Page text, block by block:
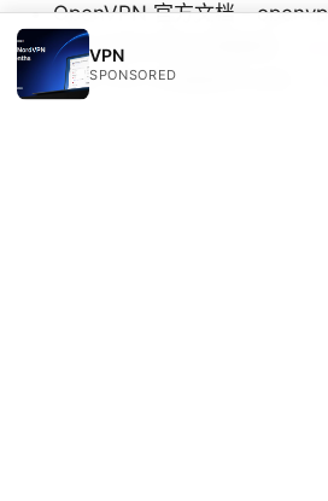
OpenVPN 官方文档 -
安全与隐私常见问题解答 -
全球 VPN 市场趋势与分析 -
VPN
SPONSORED